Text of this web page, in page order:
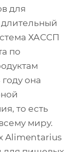
для
ХАССП
по
она
то есть
миру.
Alimentarius